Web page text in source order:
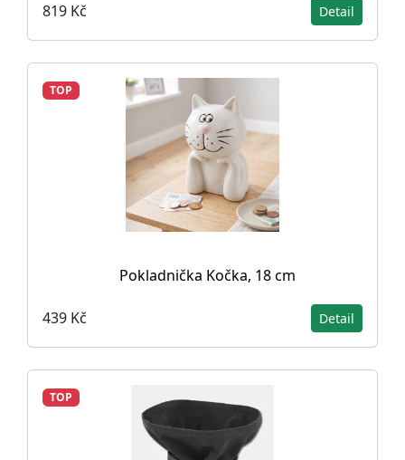
819 Kč Detail
TOP
Pokladnička Kočka, 18 cm
439 Kč Detail
TOP